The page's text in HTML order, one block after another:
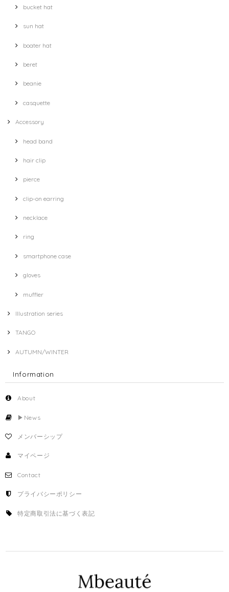
bucket hat
sun hat
boater hat
beret
beanie
casquette
Accessory
head band
hair clip
pierce
clip-on earring
necklace
ring
smartphone case
gloves
muffler
Illustration series
TANGO
AUTUMN/WINTER
Information
About
▶︎News
メンバーシップ
マイページ
Contact
プライバシーポリシー
特定商取引法に基づく表記